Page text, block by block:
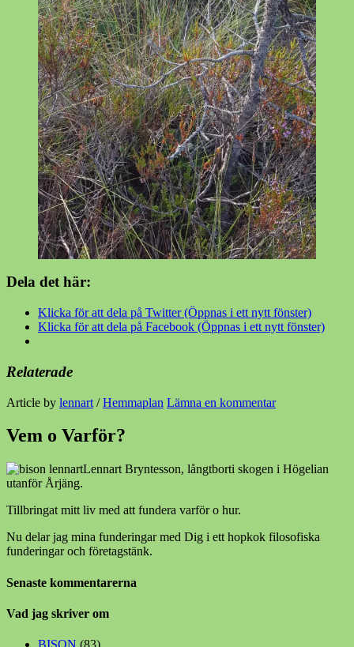
Dela det här:
Klicka för att dela på Twitter (Öppnas i ett nytt fönster)
Klicka för att dela på Facebook (Öppnas i ett nytt fönster)
Relaterade
Article by lennart /Hemmaplan Lämna en kommentar
Vem o Varför?
Lennart Bryntesson, långtborti skogen i Högelian
utanför Årjäng.
Tillbringat mitt liv med att fundera varför o hur.
Nu delar jag mina funderingar med Dig i ett hopkok filosofiska
funderingar och företagstänk.
Senaste kommentarerna
Vad jag skriver om